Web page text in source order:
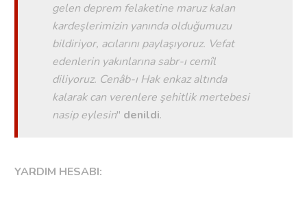
gelen deprem felaketine maruz kalan
kardeşlerimizin yanında olduğumuzu
bildiriyor, acılarını paylaşıyoruz. Vefat
edenlerin yakınlarına sabr-ı cemîl
diliyoruz. Cenâb-ı Hak enkaz altında
kalarak can verenlere şehitlik mertebesi
nasip eylesin" denildi.
YARDIM HESABI: